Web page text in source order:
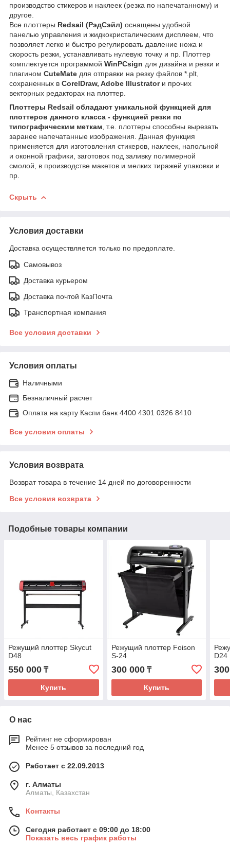
производство стикеров и наклеек (резка по напечатанному) и
другое.
Все плоттеры Redsail (РэдСэйл) оснащены удобной
панелью управления и жидкокристалическим дисплеем, что
позволяет легко и быстро регулировать давление ножа и
скорость резки, устанавливать нулевую точку и пр. Плоттер
комплектуется программой WinPCsign для дизайна и резки и
плагином CuteMate для отправки на резку файлов *.plt,
сохраненных в CorelDraw, Adobe Illustratorи прочих
векторных редакторах на плоттер.
Плоттеры Redsail обладают уникальной функцией для
плоттеров данного класса - функцией резки по
типографическим меткам , т.е. плоттеры способны вырезать
заранее напечатанные изображения. Данная функция
применяется для изготовления стикеров, наклеек, напольной
и оконной графики, заготовок под заливку полимерной
смолой, в производстве макетов и мелких тиражей упаковки и
пр.
Скрыть
Условия доставки
Доставка осуществляется только по предоплате.
Самовывоз
Доставка курьером
Доставка почтой КазПочта
Транспортная компания
Все условия доставки
Условия оплаты
Наличными
Безналичный расчет
Оплата на карту Каспи банк 4400 4301 0326 8410
Все условия оплаты
Условия возврата
Возврат товара в течение 14 дней по договоренности
Все условия возврата
Подобные товары компании
Режущий плоттер Skycut
D48
550 000 ₸
Купить
Режущий плоттер Foison
S-24
300 000₸
Купить
D24
О нас
Рейтинг не сформирован
Менее 5 отзывов за последний год
Работает с 22.09.2013
г. Алматы
Алматы, Казахстан
Контакты
Сегодня работает с 09:00 до 18:00
Показать весь график работы